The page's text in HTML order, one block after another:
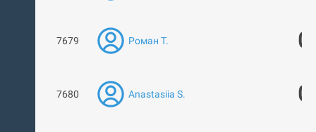
7679 Роман Т. 0
7680 Anastasiia S. 0